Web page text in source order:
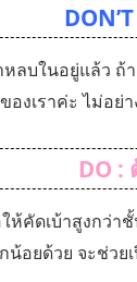
หลบในอยู่แล้ว
องเราค่ะ ไม่อย่
DO :
ห้คัดเบ้าสูงกว่า
น้อยด้วย จะช่ว